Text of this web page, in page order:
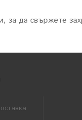
за да свържете